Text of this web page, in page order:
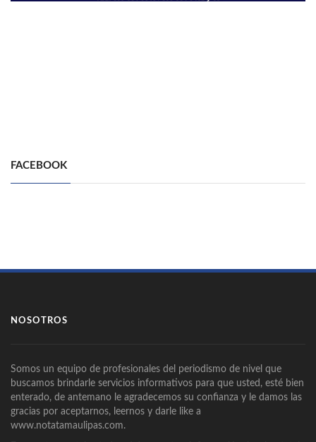
FACEBOOK
NOSOTROS
Somos un equipo de profesionales del periodismo de nivel que
buscamos brindarle servicios informativos para que usted, esté bien
enterado, de antemano le agradecemos su confianza y le damos las
gracias por aceptarnos, leernos y darle like a
www.notatamaulipas.com.